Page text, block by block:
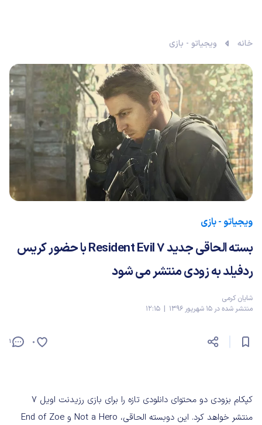
خانه ویجیاتو - بازی
ویجیاتو - بازی
بسته الحاقی جدید Resident Evil 7 با حضور کریس
ردفیلد به زودی منتشر می شود
شایان کرمی
منتشر شده در 15 شهریور 1396 | 12:15
1 0
کپکام بزودی دو محتوای دانلودی تازه را برای بازی رزیدنت اویل 7
منتشر خواهد کرد. این دوبسته الحاقی، Not a Hero و End of Zoe